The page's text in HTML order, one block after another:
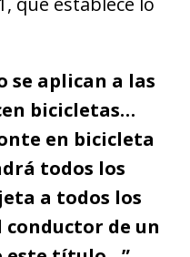
se aplican a las
bicicletas…
en bicicleta
todos los
a todos los
conductor de un